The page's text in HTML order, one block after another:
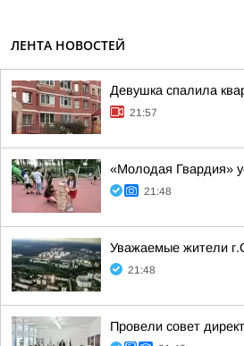
ЛЕНТА НОВОСТЕЙ
Девушка спалила
21:57
«Молодая Гвардия»
21:48
Уважаемые жители
21:48
Провели совет